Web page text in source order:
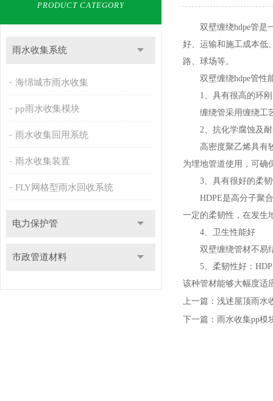
PRODUCT CATEGORY
雨水收集系统
海绵城市雨水收集
pp雨水收集模块
雨水收集回用系统
雨水收集装置
FLY网格型雨水回收系统
电力保护管
市政管道材料
双壁缠绕hdpe管是
好、运输和施工成本低
路、球场等。
双壁缠绕hdpe管性
1、具有很高的环刚
缠绕管采用缠绕工艺
2、抗化学腐蚀及耐
高密度聚乙烯具有较
为埋地管道使用，可确
3、具有很好的柔韧
HDPE是高分子聚合
一定的柔韧性，在发生
4、卫生性能好
双壁缠绕管材不易结
5、柔韧性好：HDPE
该种管材能够大幅度适
上一篇： 浅述屋顶雨水
下一篇： 雨水收集pp模